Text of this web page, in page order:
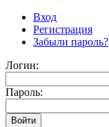
Вход
Регистрация
Забыли пароль?
Логин:
Пароль: